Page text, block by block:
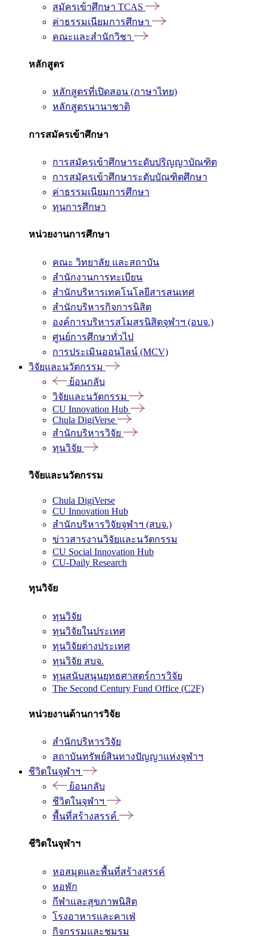
สมัครเข้าศึกษา TCAS
ค่าธรรมเนียมการศึกษา
คณะและสำนักวิชา
หลักสูตร
หลักสูตรที่เปิดสอน (ภาษาไทย)
หลักสูตรนานาชาติ
การสมัครเข้าศึกษา
การสมัครเข้าศึกษาระดับปริญญาบัณฑิต
การสมัครเข้าศึกษาระดับบัณฑิตศึกษา
ค่าธรรมเนียมการศึกษา
ทุนการศึกษา
หน่วยงานการศึกษา
คณะ วิทยาลัย และสถาบัน
สำนักงานการทะเบียน
สำนักบริหารเทคโนโลยีสารสนเทศ
สำนักบริหารกิจการนิสิต
องค์การบริหารสโมสรนิสิตจุฬาฯ (อบจ.)
ศูนย์การศึกษาทั่วไป
การประเมินออนไลน์ (MCV)
วิจัยและนวัตกรรม
ย้อนกลับ
วิจัยและนวัตกรรม
CU Innovation Hub
Chula DigiVerse
สำนักบริหารวิจัย
ทุนวิจัย
วิจัยและนวัตกรรม
Chula DigiVerse
CU Innovation Hub
สำนักบริหารวิจัยจุฬาฯ (สบจ.)
ข่าวสารงานวิจัยและนวัตกรรม
CU Social Innovation Hub
CU-Daily Research
ทุนวิจัย
ทุนวิจัย
ทุนวิจัยในประเทศ
ทุนวิจัยต่างประเทศ
ทุนวิจัย สบจ.
ทุนสนับสนุนยุทธศาสตร์การวิจัย
The Second Century Fund Office (C2F)
หน่วยงานด้านการวิจัย
สำนักบริหารวิจัย
สถาบันทรัพย์สินทางปัญญาแห่งจุฬาฯ
ชีวิตในจุฬาฯ
ย้อนกลับ
ชีวิตในจุฬาฯ
พื้นที่สร้างสรรค์
ชีวิตในจุฬาฯ
หอสมุดและพื้นที่สร้างสรรค์
หอพัก
กีฬาและสุขภาพนิสิต
โรงอาหารและคาเฟ่
กิจกรรมและชมรม